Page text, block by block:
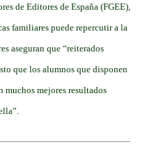
de Editores de España (FGEE),
familiares puede repercutir a la
aseguran que “reiterados
que los alumnos que disponen
mejores resultados